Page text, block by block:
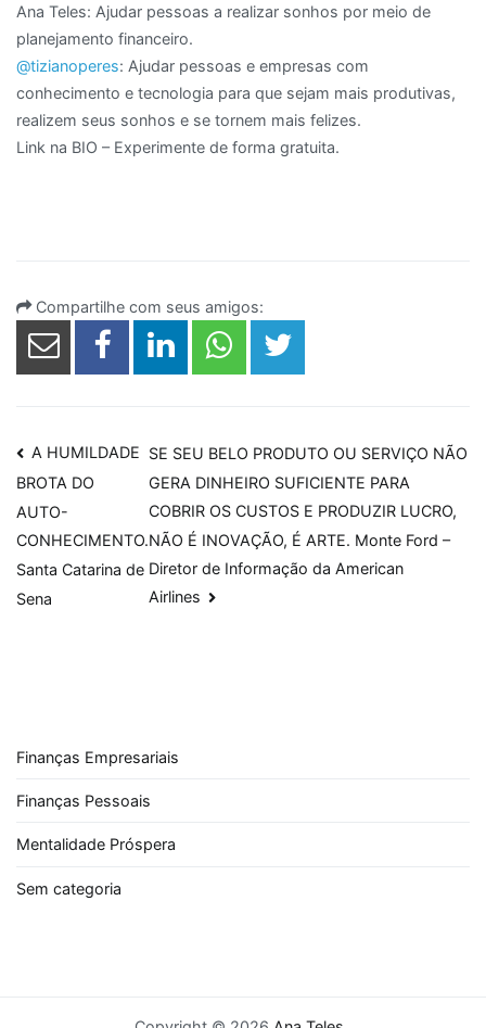
Ana Teles: Ajudar pessoas a realizar sonhos por meio de
planejamento financeiro.
@tizianoperes: Ajudar pessoas e empresas com
conhecimento e tecnologia para que sejam mais produtivas,
realizem seus sonhos e se tornem mais felizes.
Link na BIO – Experimente de forma gratuita.
Compartilhe com seus amigos:
Navegação
de
Post
A HUMILDADE
BROTA DO
AUTO-
CONHECIMENTO.
Santa Catarina de
Sena
SE SEU BELO PRODUTO OU SERVIÇO NÃO
GERA DINHEIRO SUFICIENTE PARA
COBRIR OS CUSTOS E PRODUZIR LUCRO,
NÃO É INOVAÇÃO, É ARTE. Monte Ford –
Diretor de Informação da American
Airlines
Finanças Empresariais
Finanças Pessoais
Mentalidade Próspera
Sem categoria